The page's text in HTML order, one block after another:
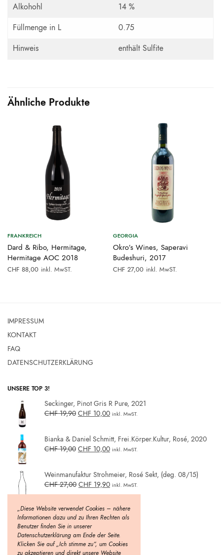
Alkohohl
14 %
Füllmenge in L
0.75
Hinweis
enthält Sulfite
Ähnliche Produkte
FRANKREICH
Dard & Ribo, Hermitage,
Hermitage AOC 2018
CHF 88,00 inkl. MwST.
GEORGIA
Okro’s Wines, Saperavi
Budeshuri, 2017
CHF 27,00 inkl. MwST.
IMPRESSUM
KONTAKT
FAQ
DATENSCHUTZERKLÄRUNG
UNSERE TOP 3!
Seckinger, Pinot Gris R Pure, 2021
CHF19,90 CHF 10,00 inkl. MwST.
Bianka & Daniel Schmitt, Frei.Körper.Kultur, Rosé, 2020
CHF19,00 CHF 10,00 inkl. MwST.
Weinmanufaktur Strohmeier, Rosé Sekt, (deg. 08/15)
CHF27,00 CHF 19,90 inkl. MwST.
„Diese Website verwendet Cookies – nähere
Informationen dazu und zu Ihren Rechten als
Benutzer finden Sie in unserer
Datenschutzerklärung am Ende der Seite.
Klicken Sie auf „Ich stimme zu“, um Cookies
zu akzeptieren und direkt unsere Website